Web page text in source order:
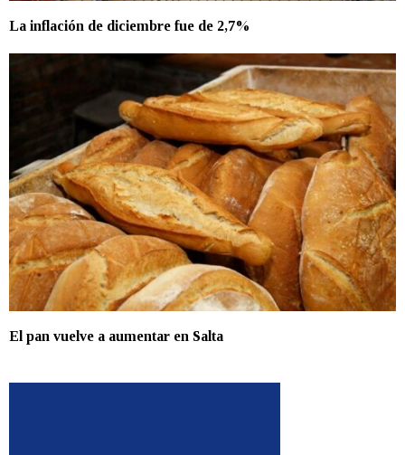
La inflación de diciembre fue de 2,7%
El pan vuelve a aumentar en Salta